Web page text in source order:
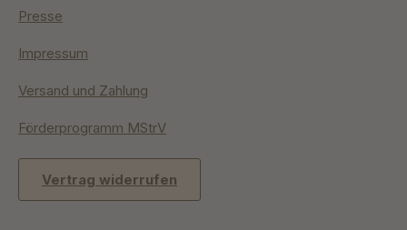
Presse
Impressum
Versand und Zahlung
Förderprogramm MStrV
Vertrag widerrufen